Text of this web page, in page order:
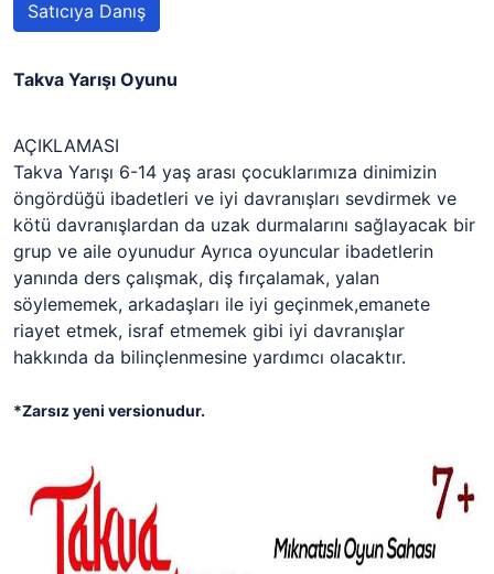
Satıcıya Danış
Takva Yarışı Oyunu
AÇIKLAMASI
Takva Yarışı 6-14 yaş arası çocuklarımıza dinimizin
öngördüğü ibadetleri ve iyi davranışları sevdirmek ve
kötü davranışlardan da uzak durmalarını sağlayacak bir
grup ve aile oyunudur Ayrıca oyuncular ibadetlerin
yanında ders çalışmak, diş fırçalamak, yalan
söylememek, arkadaşları ile iyi geçinmek,emanete
riayet etmek, israf etmemek gibi iyi davranışlar
hakkında da bilinçlenmesine yardımcı olacaktır.
*Zarsız yeni versionudur.